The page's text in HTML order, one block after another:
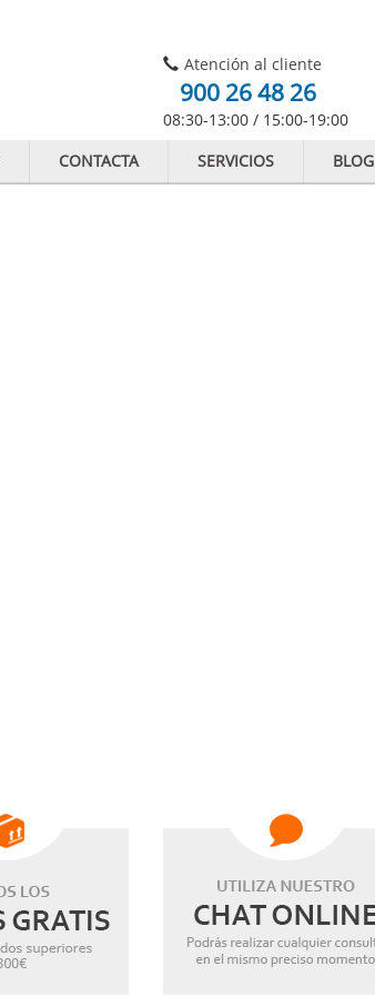
Atención al cliente
900 26 48 26
08:30-13:00 / 15:00-19:00
CONTACTA SERVICIOS BLOG